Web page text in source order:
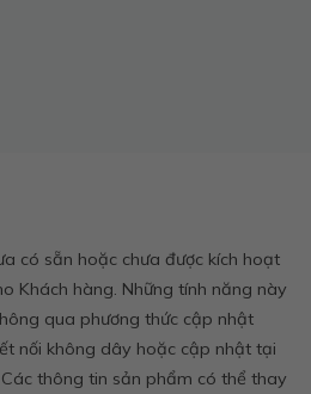
có sẵn hoặc chưa được kích hoạt
Khách hàng. Những tính năng này
qua phương thức cập nhật
nối không dây hoặc cập nhật tại
thông tin sản phẩm có thể thay